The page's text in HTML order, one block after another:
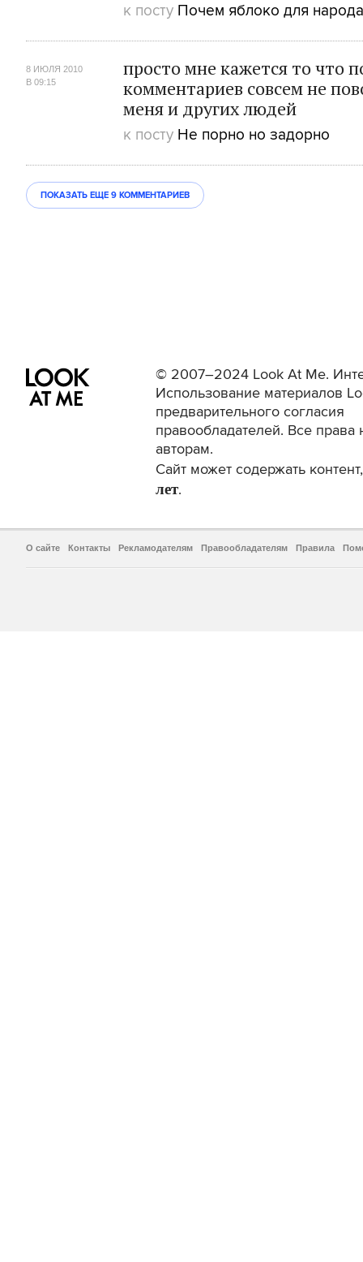
к посту Почем яблоко для народа
просто мне кажется то что
комментариев совсем не
меня и других людей
8 ИЮЛЯ 2010
В 09:15
к посту Не порно но задорно
ПОКАЗАТЬ ЕЩЕ 9 КОММЕНТАРИЕВ
© 2007–2024 Look At Me.
Использование материалов
предварительного согласия
правообладателей. Все права
авторам.
Сайт может содержать
лет.
О сайте Контакты Рекламодателям Правообладателям Правила